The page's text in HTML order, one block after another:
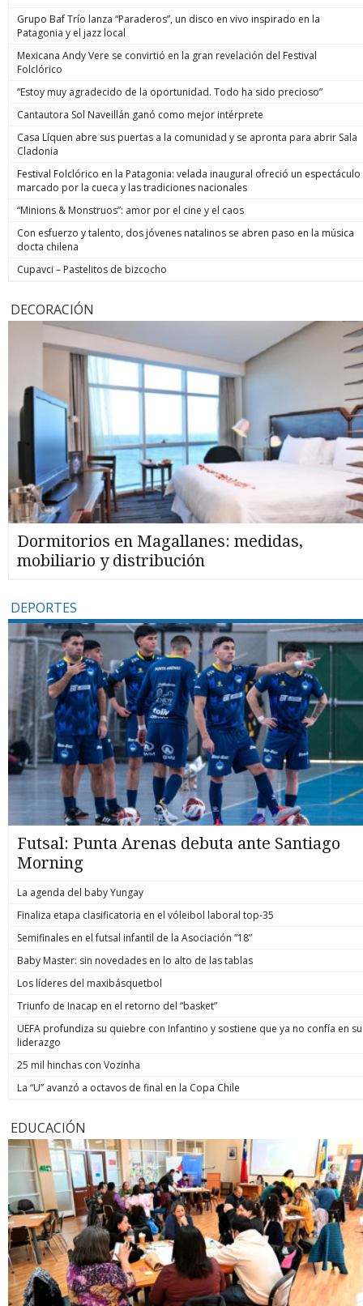
Grupo Baf Trío lanza “Paraderos”, un disco en vivo inspirado en la
Patagonia y el jazz local
Mexicana Andy Vere se convirtió en la gran revelación del Festival
Folclórico
“Estoy muy agradecido de la oportunidad. Todo ha sido precioso”
Cantautora Sol Naveillán ganó como mejor intérprete
Casa Líquen abre sus puertas a la comunidad y se apronta para abrir Sala
Cladonia
Festival Folclórico en la Patagonia: velada inaugural ofreció un espectáculo
marcado por la cueca y las tradiciones nacionales
“Minions & Monstruos”: amor por el cine y el caos
Con esfuerzo y talento, dos jóvenes natalinos se abren paso en la música
docta chilena
Cupavci – Pastelitos de bizcocho
DECORACIÓN
Dormitorios en Magallanes: medidas,
mobiliario y distribución
DEPORTES
Futsal: Punta Arenas debuta ante Santiago
Morning
La agenda del baby Yungay
Finaliza etapa clasificatoria en el vóleibol laboral top-35
Semifinales en el futsal infantil de la Asociación “18”
Baby Master: sin novedades en lo alto de las tablas
Los líderes del maxibásquetbol
Triunfo de Inacap en el retorno del “basket”
UEFA profundiza su quiebre con Infantino y sostiene que ya no confía en su
liderazgo
25 mil hinchas con Vozinha
La “U” avanzó a octavos de final en la Copa Chile
EDUCACIÓN